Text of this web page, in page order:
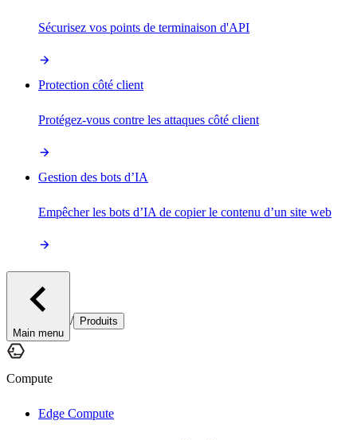
Sécurisez vos points de terminaison d'API
Protection côté client
Protégez-vous contre les attaques côté client
Gestion des bots d’IA
Empêcher les bots d’IA de copier le contenu d’un site web
Main menu
/ Produits
Compute
Edge Compute